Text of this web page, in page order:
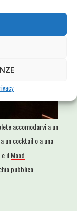
accomodarvi a un
un cocktail o a una
e ilMood
pubblico